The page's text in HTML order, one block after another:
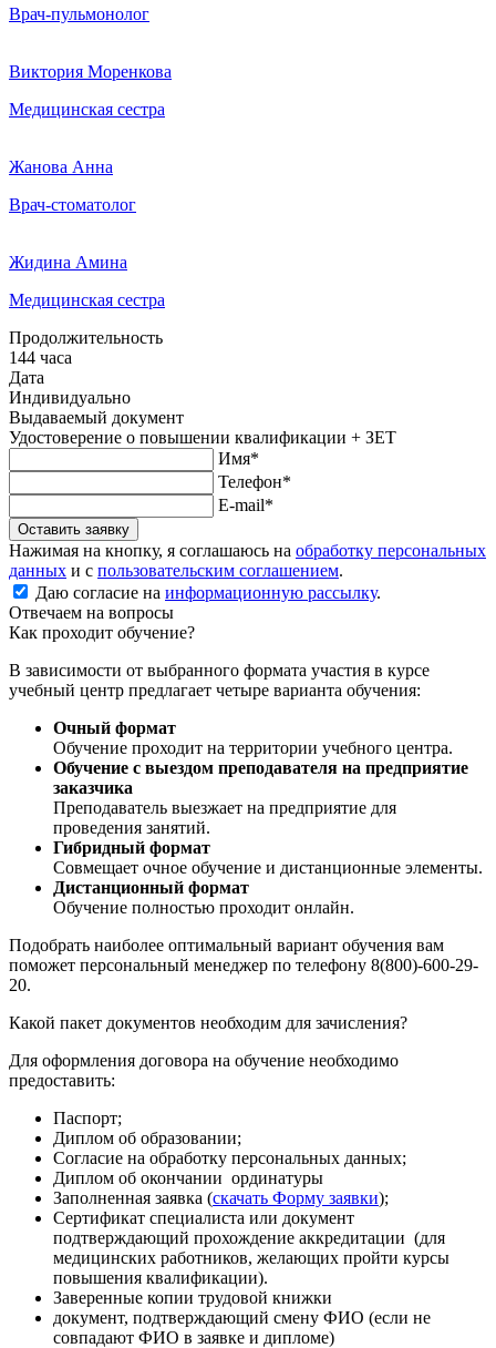
Врач-пульмонолог
Виктория Моренкова
Медицинская сестра
Жанова Анна
Врач-стоматолог
Жидина Амина
Медицинская сестра
Продолжительность
144 часа
Дата
Индивидуально
Выдаваемый документ
Удостоверение о повышении квалификации + ЗЕТ
Имя*
Телефон*
E-mail*
Оставить заявку
Нажимая на кнопку, я соглашаюсь на обработку персональных
данных и с пользовательским соглашением.
Даю согласие на информационную рассылку.
Отвечаем на вопросы
Как проходит обучение?
В зависимости от выбранного формата участия в курсе
учебный центр предлагает четыре варианта обучения:
Очный формат
Обучение проходит на территории учебного центра.
Обучение с выездом преподавателя на предприятие
заказчика
Преподаватель выезжает на предприятие для
проведения занятий.
Гибридный формат
Совмещает очное обучение и дистанционные элементы.
Дистанционный формат
Обучение полностью проходит онлайн.
Подобрать наиболее оптимальный вариант обучения вам
поможет персональный менеджер по телефону 8(800)-600-29-
20.
Какой пакет документов необходим для зачисления?
Для оформления договора на обучение необходимо
предоставить:
Паспорт;
Диплом об образовании;
Согласие на обработку персональных данных;
Диплом об окончании ординатуры
Заполненная заявка (скачать Форму заявки);
Сертификат специалиста или документ
подтверждающий прохождение аккредитации (для
медицинских работников, желающих пройти курсы
повышения квалификации).
Заверенные копии трудовой книжки
документ, подтверждающий смену ФИО (если не
совпадают ФИО в заявке и дипломе)